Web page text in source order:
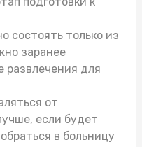
состоять только из
заранее
развлечения для
от
если будет
в больницу